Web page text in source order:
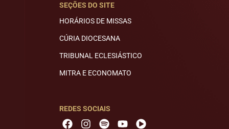
SEÇÕES DO SITE
HORÁRIOS DE MISSAS
CÚRIA DIOCESANA
TRIBUNAL ECLESIÁSTICO
MITRA E ECONOMATO
REDES SOCIAIS